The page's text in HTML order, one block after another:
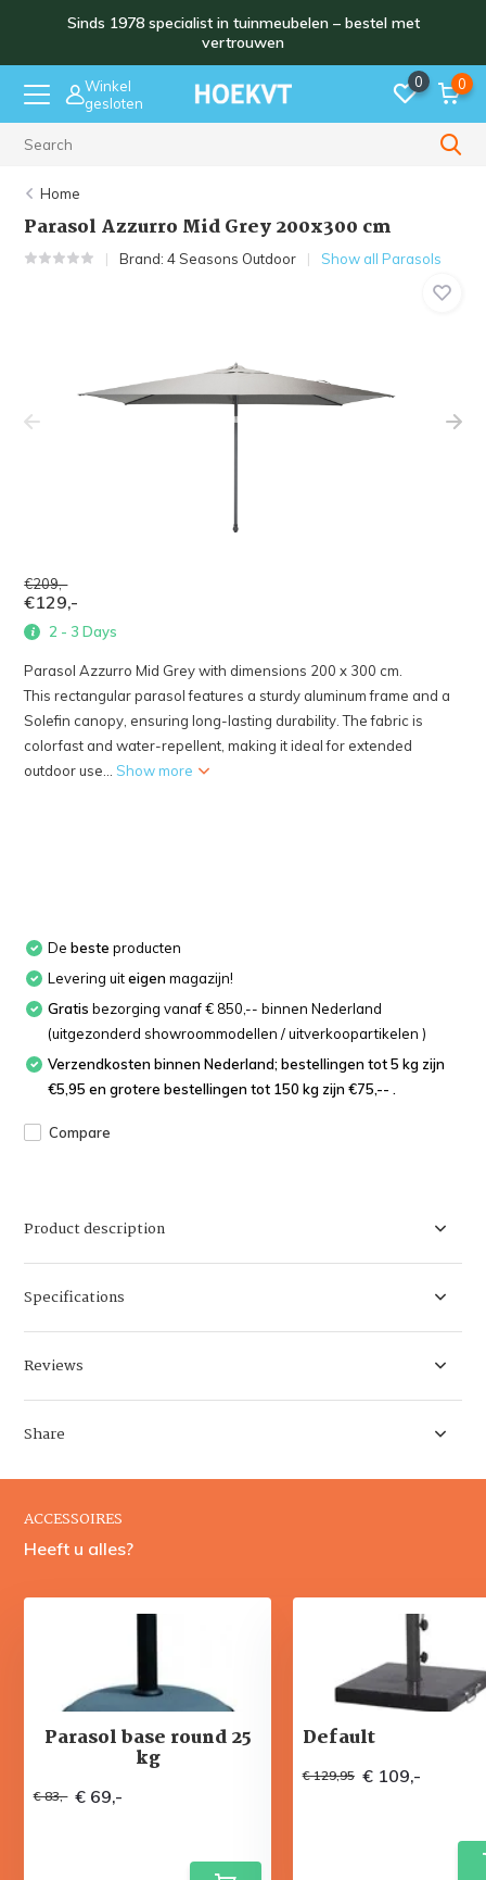
Sinds 1978 specialist in tuinmeubelen – bestel met
vertrouwen
Winkel
gesloten
0 0
Home
Parasol Azzurro Mid Grey 200x300 cm
Brand:4 Seasons Outdoor Show all Parasols
€209,-
€129,-
2 - 3 Days
Parasol Azzurro Mid Grey with dimensions 200 x 300 cm.
This rectangular parasol features a sturdy aluminum frame and a
Solefin canopy, ensuring long-lasting durability. The fabric is
colorfast and water-repellent, making it ideal for extended
outdoor use... Show more
Debeste producten
Levering uiteigen magazijn!
Gratis bezorging vanaf € 850,-- binnen Nederland
(uitgezonderd showroommodellen / uitverkoopartikelen )
Verzendkosten binnen Nederland; bestellingen tot 5 kg zijn
€5,95 en grotere bestellingen tot 150 kg zijn €75,-- .
Compare
Product description
Specifications
Reviews
Share
ACCESSOIRES
Heeft u alles?
Parasol base round 25
kg
€ 83,- € 69,-
Default
€ 129,95 € 109,-